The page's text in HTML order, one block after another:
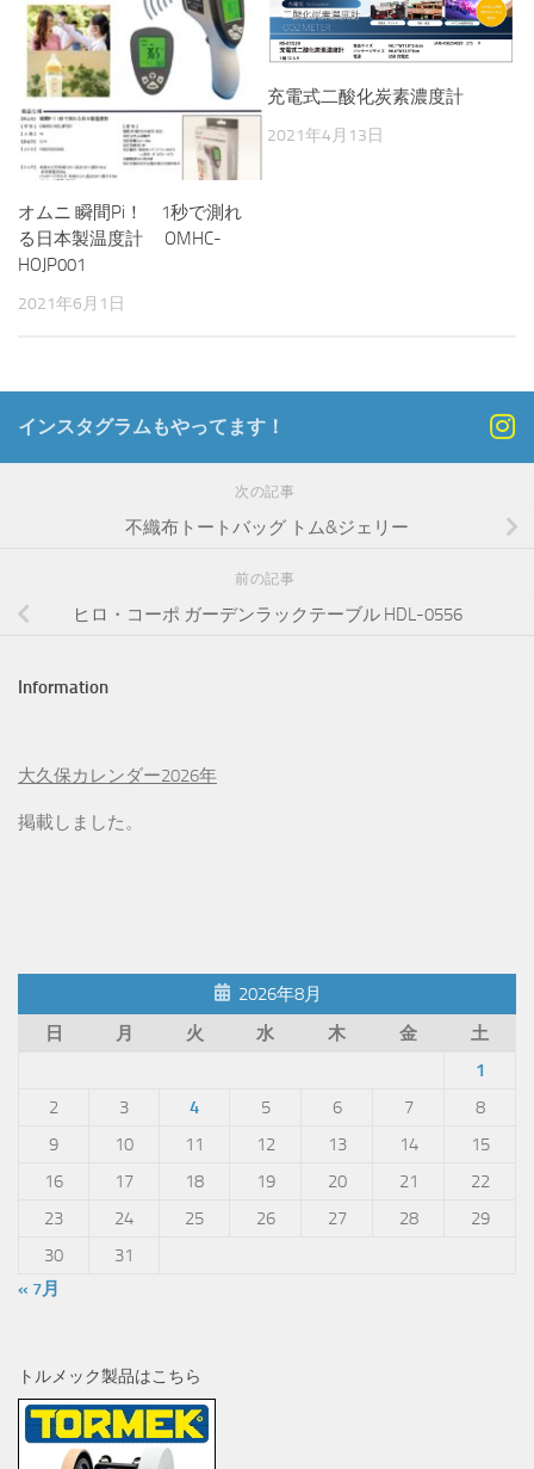
オムニ 瞬間Pi！ 1秒で測れ
る日本製温度計 OMHC-
HOJP001
2021年6月1日
充電式二酸化炭素濃度計
2021年4月13日
インスタグラムもやってます！
次の記事
不織布トートバッグ トム&ジェリー
前の記事
ヒロ・コーポ ガーデンラックテーブル HDL-0556
Information
大久保カレンダー2026年
掲載しました。
2026年8月
日
月 火 水 木 金
土
1
2
3 4 5 6 7
8
9
10 11 12 13 14
15
16
17 18 19 20 21
22
23
24 25 26 27 28
29
30
31
« 7月
トルメック製品はこちら